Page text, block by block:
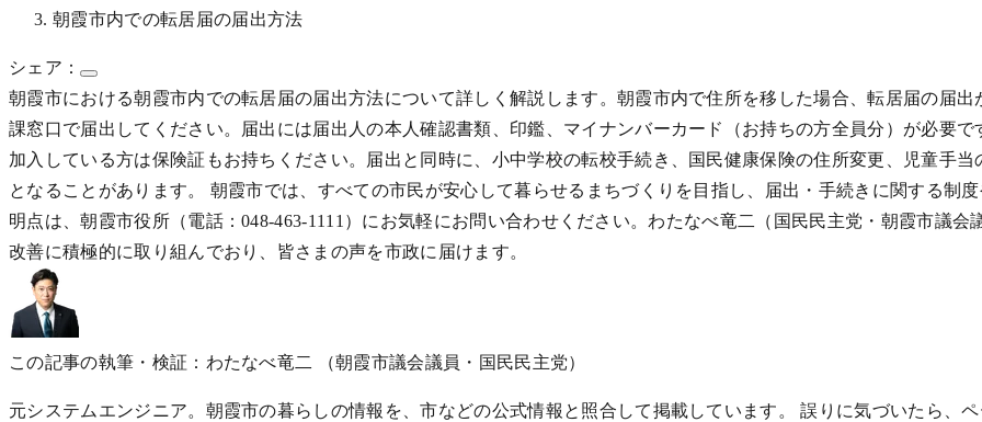
朝霞市内での転居届の届出方法
シェア：
朝霞市における朝霞市内での転居届の届出方法について詳しく解説します。朝霞市内で住所を移した場合、転居届の届
課窓口で届出してください。届出には届出人の本人確認書類、印鑑、マイナンバーカード（お持ちの方全員分）が必要
加入している方は保険証もお持ちください。届出と同時に、小中学校の転校手続き、国民健康保険の住所変更、児童手
となることがあります。 朝霞市では、すべての市民が安心して暮らせるまちづくりを目指し、届出・手続きに関する制
明点は、朝霞市役所（電話：048-463-1111）にお気軽にお問い合わせください。わたなべ竜二（国民民主党・朝霞市議
改善に積極的に取り組んでおり、皆さまの声を市政に届けます。
この記事の執筆・検証：わたなべ竜二 （朝霞市議会議員・国民民主党）
元システムエンジニア。朝霞市の暮らしの情報を、市などの公式情報と照合して掲載しています。 誤りに気づいたら、